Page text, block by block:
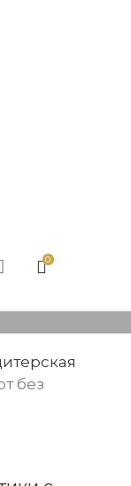
0
без